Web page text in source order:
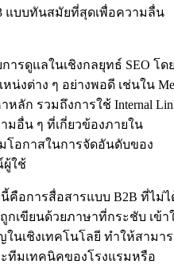
แบบทันสมัยที่สุดเพื่อความลื่น
ารดูแลในเชิงกลยุทธ์ SEO โด
หน่งต่าง ๆ อย่างพอดี เช่นใน
าหลัก รวมถึงการใช้ Internal
มอื่น ๆ ที่เกี่ยวข้องภายใน
โอกาสในการจัดอันดับของ
ผู้ใช้
คือการสื่อสารแบบ B2B ที่ไม่ไ
กเขียนด้วยภาษาที่กระชับ เข้า
นเชิงเทคโนโลยี ทำให้สามา
ทีมเทคนิคของโรงแรมหรือ